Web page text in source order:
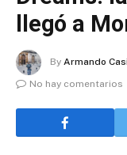
llegó a
By Armando
No hay comentarios